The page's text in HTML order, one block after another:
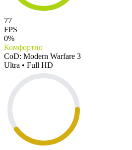
77
FPS
0%
Комфортно
CoD: Modern Warfare 3
Ultra • Full HD